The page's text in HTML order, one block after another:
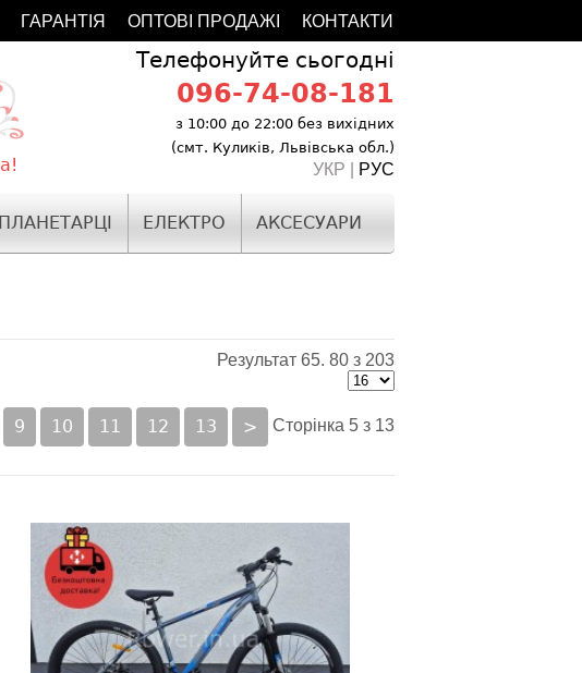
КОНТАКТИ
ОПТОВІ ПРОДАЖІ
ГАРАНТІЯ
Телефонуйте сьогодні
096-74-08-181
з 10:00 до 22:00 без вихідних
(смт. Куликів, Львівська обл.)
УКР | РУС
ЕЛЕКТРО АКСЕСУАРИ
Результат 65. 80 з 203
9 10 11 12 13 > Сторінка 5 з 13